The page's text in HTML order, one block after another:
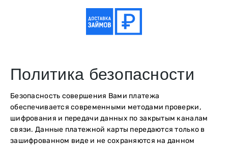
Политика безопасности
Безопасность совершения Вами платежа
обеспечивается современными методами проверки,
шифрования и передачи данных по закрытым каналам
связи. Данные платежной карты передаются только в
зашифрованном виде и не сохраняются на данном